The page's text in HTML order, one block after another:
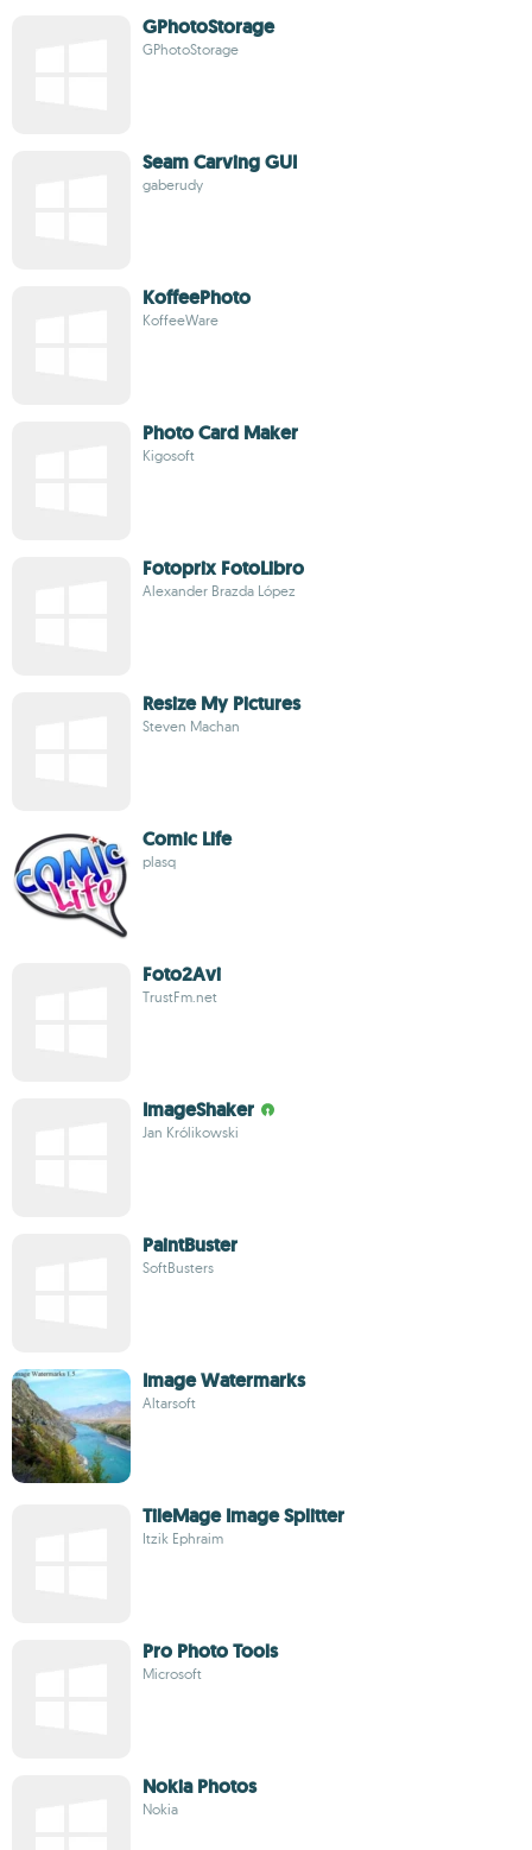
GPhotoStorage
GPhotoStorage
Seam Carving GUI
gaberudy
KoffeePhoto
KoffeeWare
Photo Card Maker
Kigosoft
Fotoprix FotoLibro
Alexander Brazda López
Resize My Pictures
Steven Machan
Comic Life
plasq
Foto2Avi
TrustFm.net
ImageShaker
Jan Królikowski
PaintBuster
SoftBusters
Image Watermarks
Altarsoft
TileMage Image Splitter
Itzik Ephraim
Pro Photo Tools
Microsoft
Nokia Photos
Nokia